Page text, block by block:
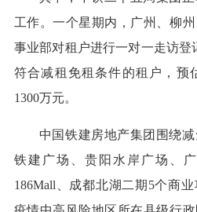
工作。一个星期内，广州、柳
事业部对租户进行一对一走访登
符合减租免租条件的租户，预
1300万元。
中国铁建房地产集团围绕
铁建广场、贵阳水岸广场、
186Mall、成都北湖二期5个商